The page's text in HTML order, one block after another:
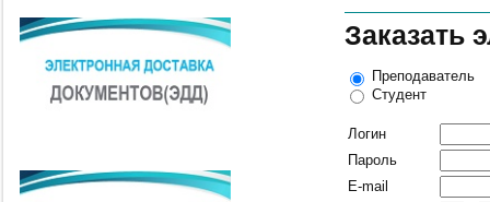
Заказать
Преподаватель
Студент
Логин
Пароль
E-mail